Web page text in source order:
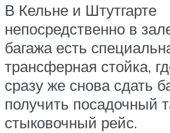
В Кельне и Штутгарте
непосредственно в
багажа есть
трансферная стойка,
сразу же снова сдать
получить посадочный
стыковочный рейс.